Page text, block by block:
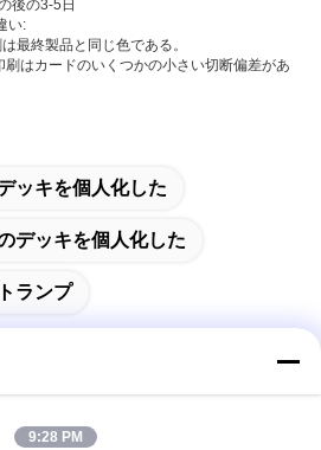
後の3-5日
い:
最終製品と同じ色である。
はカードのいくつかの小さい切断偏差があ
ッキを個人化した
デッキを個人化した
ランプ
9:28 PM